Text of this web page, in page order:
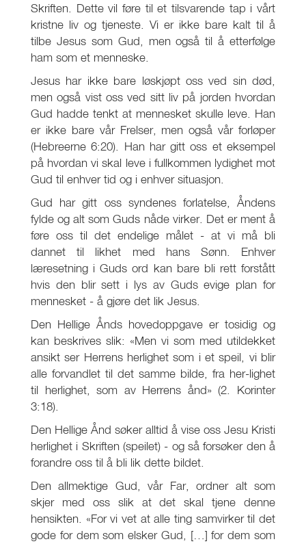
Skriften. Dette vil føre til et tilsvarende tap i vårt
kristne liv og tjeneste. Vi er ikke bare kalt til å
tilbe Jesus som Gud, men også til å etterfølge
ham som et menneske.
Jesus har ikke bare løskjøpt oss ved sin død,
men også vist oss ved sitt liv på jorden hvordan
Gud hadde tenkt at mennesket skulle leve. Han
er ikke bare vår Frelser, men også vår forløper
(Hebreerne 6:20). Han har gitt oss et eksempel
på hvordan vi skal leve i fullkommen lydighet mot
Gud til enhver tid og i enhver situasjon.
Gud har gitt oss syndenes forlatelse, Åndens
fylde og alt som Guds nåde virker. Det er ment å
føre oss til det endelige målet - at vi må bli
dannet til likhet med hans Sønn. Enhver
læresetning i Guds ord kan bare bli rett forstått
hvis den blir sett i lys av Guds evige plan for
mennesket - å gjøre det lik Jesus.
Den Hellige Ånds hovedoppgave er tosidig og
kan beskrives slik: «Men vi som med utildekket
ansikt ser Herrens herlighet som i et speil, vi blir
alle forvandlet til det samme bilde, fra her-lighet
til herlighet, som av Herrens ånd» (2. Korinter
3:18).
Den Hellige Ånd søker alltid å vise oss Jesu Kristi
herlighet i Skriften (speilet) - og så forsøker den å
forandre oss til å bli lik dette bildet.
Den allmektige Gud, vår Far, ordner alt som
skjer med oss slik at det skal tjene denne
hensikten. «For vi vet at alle ting samvirker til det
gode for dem som elsker Gud, […] for dem som